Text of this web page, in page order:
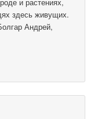
здесь живущих.
Андрей,